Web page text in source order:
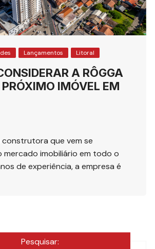
Lançamentos Litoral
A RÔGGA
IMÓVEL EM
construtora que vem se
mercado imobiliário em todo o
de experiência, a empresa é
Pesquisar: